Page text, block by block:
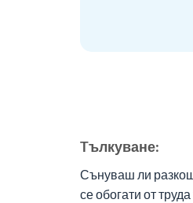
Tълкуване:
Сънуваш ли
се обогати от